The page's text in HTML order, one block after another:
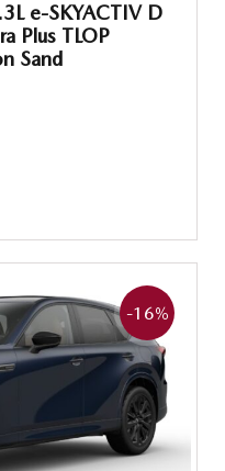
e-SKYACTIV D
Plus TLOP
Sand
-16%